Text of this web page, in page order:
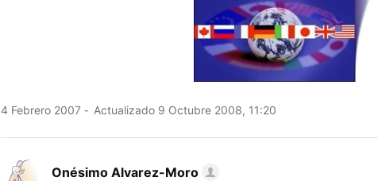
4 Febrero 2007 Actualizado 9 Octubre 2008, 11:20
Onésimo Alvarez-Moro